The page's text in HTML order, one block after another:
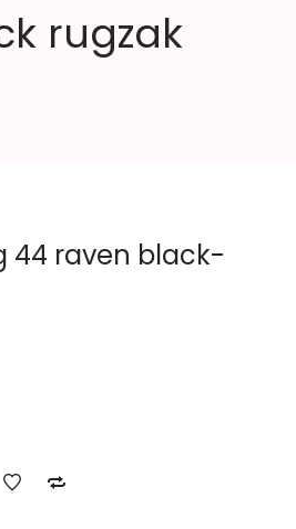
rugzak
44 raven black-